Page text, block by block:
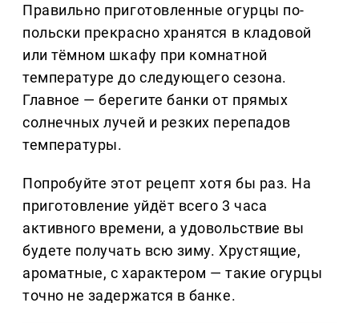
Правильно приготовленные огурцы по-
польски прекрасно хранятся в кладовой
или тёмном шкафу при комнатной
температуре до следующего сезона.
Главное — берегите банки от прямых
солнечных лучей и резких перепадов
температуры.
Попробуйте этот рецепт хотя бы раз. На
приготовление уйдёт всего 3 часа
активного времени, а удовольствие вы
будете получать всю зиму. Хрустящие,
ароматные, с характером — такие огурцы
точно не задержатся в банке.